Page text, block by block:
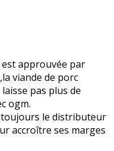
approuvée par
viande de porc
pas plus de
ogm.
le distributeur
accroître ses marges